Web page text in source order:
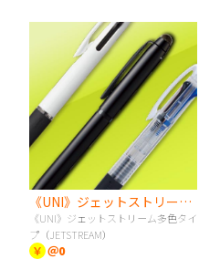
《UNI》ジェットストリーム多色タイプ（JETSTREAM）
《UNI》ジェットストリーム多色タイ
プ（JETSTREAM）
￥ ＠0